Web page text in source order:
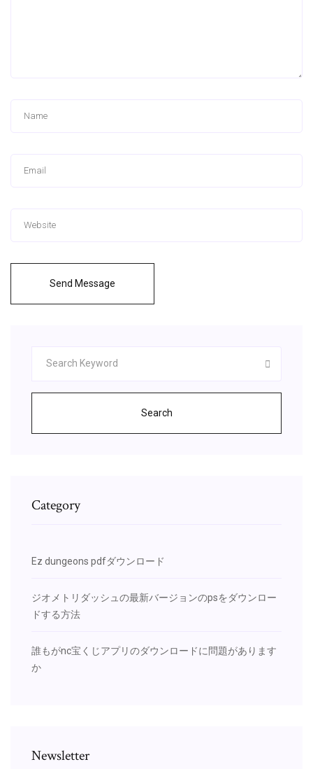
Send Message
Search
Category
Ez dungeons pdfダウンロード
ジオメトリダッシュの最新バージョンのpsをダウンロー
ドする方法
誰もがnc宝くじアプリのダウンロードに問題があります
か
Newsletter